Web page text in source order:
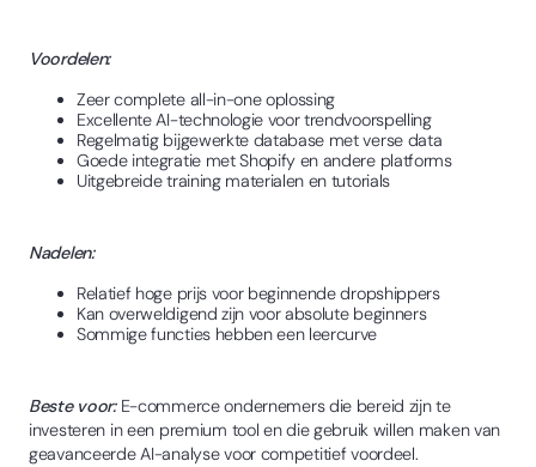
Voordelen:
Zeer complete all-in-one oplossing
Excellente AI-technologie voor trendvoorspelling
Regelmatig bijgewerkte database met verse data
Goede integratie met Shopify en andere platforms
Uitgebreide training materialen en tutorials
Nadelen:
Relatief hoge prijs voor beginnende dropshippers
Kan overweldigend zijn voor absolute beginners
Sommige functies hebben een leercurve
Beste voor:E-commerce ondernemers die bereid zijn te
investeren in een premium tool en die gebruik willen maken van
geavanceerde AI-analyse voor competitief voordeel.